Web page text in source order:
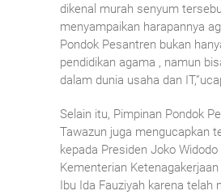
dikenal murah senyum
menyampaikan harapannya
Pondok Pesantren bukan
pendidikan agama , namun
dalam dunia usaha dan
Selain itu, Pimpinan Pondok
Tawazun juga mengucapkan
kepada Presiden Joko Widodo
Kementerian
Ibu Ida Fauziyah karena telah